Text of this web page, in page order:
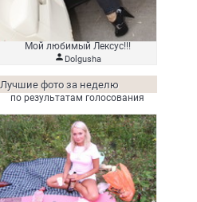
Мой любимый Лексус!!!
 Dolgusha
Лучшие фото за неделю
по результатам голосования